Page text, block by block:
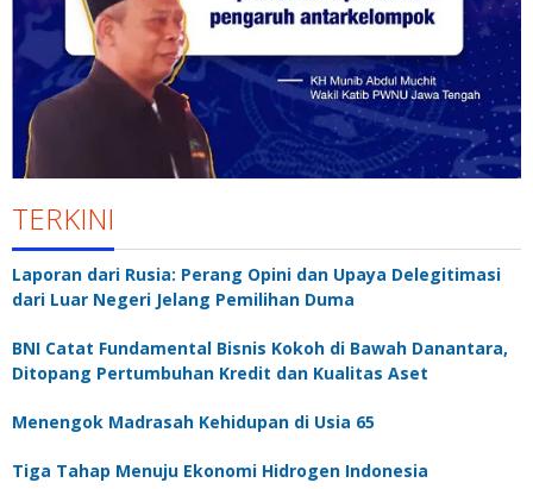
TERKINI
Laporan dari Rusia: Perang Opini dan Upaya Delegitimasi
dari Luar Negeri Jelang Pemilihan Duma
BNI Catat Fundamental Bisnis Kokoh di Bawah Danantara,
Ditopang Pertumbuhan Kredit dan Kualitas Aset
Menengok Madrasah Kehidupan di Usia 65
Tiga Tahap Menuju Ekonomi Hidrogen Indonesia